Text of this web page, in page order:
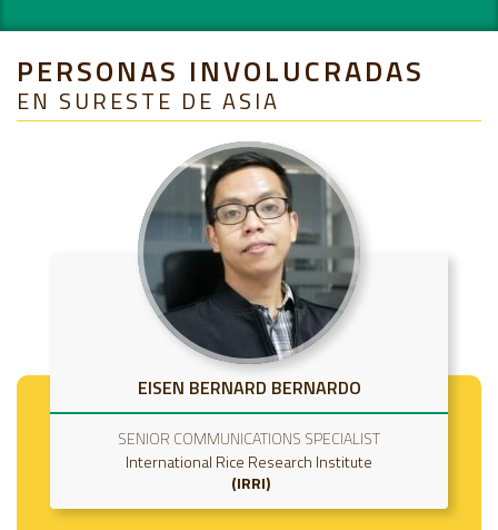
PERSONAS INVOLUCRADAS
EN SURESTE DE ASIA
EISEN BERNARD BERNARDO
SENIOR COMMUNICATIONS SPECIALIST
International Rice Research Institute
IRRI